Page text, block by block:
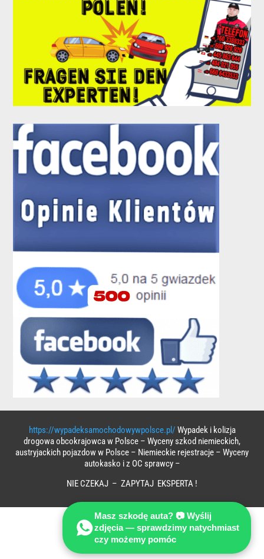
https://wypadeksamochodowywpolsce.pl/ Wypadek i kolizja
drogowa obcokrajowca w Polsce – Wyceny szkod niemieckich,
austryjackich pojazdow w Polsce – Niemieckie rejestracje – Wyceny
autokasko i z OC sprawcy –
NIE CZEKAJ – ZAPYTAJ EKSPERTA !
Masz szkodę auta? 📷 Wyślij
zdjęcia — sprawdzimy natychmiast
czy możemy pomóc